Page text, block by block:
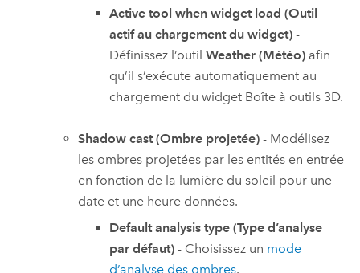
Active tool when widget load (Outil
actif au chargement du widget)-
Définissez l’outil Weather (Météo)afin
qu’il s’exécute automatiquement au
chargement du widget Boîte à outils 3D.
Shadow cast (Ombre projetée) - Modélisez
les ombres projetées par les entités en entrée
en fonction de la lumière du soleil pour une
date et une heure données.
Default analysis type (Type d’analyse
par défaut)- Choisissez un mode
d’analyse des ombres.